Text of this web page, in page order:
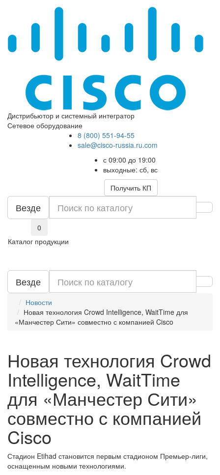
Дистрибьютор и системный интегратор
Сетевое оборудование
8 (800) 551-94-55
sale@cisco-russia.ru.com
с 09:00 до 19:00
выходные: сб, вс
Получить КП
Везде
0
Каталог продукции
Везде
Новости
Новая технология Crowd Intelligence, WaitTime для
«Манчестер Сити» совместно с компанией Cisco
Новая технология Crowd
Intelligence, WaitTime
для «Манчестер Сити»
совместно с компанией
Cisco
Стадион Etihad становится первым стадионом Премьер-лиги,
оснащенным новыми технологиями.